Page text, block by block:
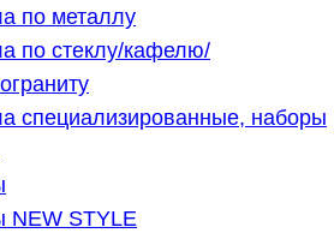
по металлу
по стеклу/кафелю/
специализированные, наборы
NEW STYLE